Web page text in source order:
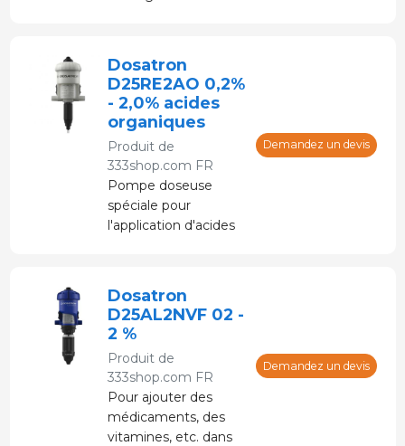
l'eau sous pression
sans électricité.
Dosatron
D25RE2AO 0,2%
- 2,0% acides
organiques
Produit de
333shop.com FR
Pompe doseuse
spéciale pour
l'application d'acides
électricité
Demandez un devis
Dosatron
D25AL2NVF 02 -
2 %
Produit de
333shop.com FR
Pour ajouter des
médicaments, des
vitamines, etc. dans
Demandez un devis